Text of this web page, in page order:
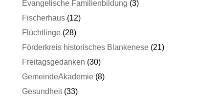
Evangelische Familienbildung (3)
Fischerhaus(12)
Flüchtlinge(28)
Förderkreis historisches Blankenese(21)
Freitagsgedanken (30)
GemeindeAkademie(8)
Gesundheit(33)